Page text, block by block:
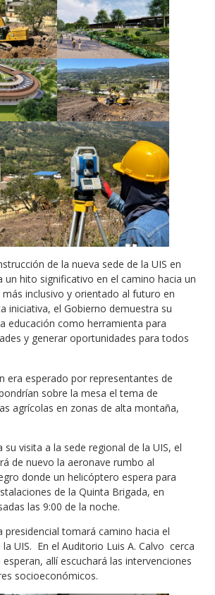
de la nueva sede de la UIS en
un hito significativo en el camino hacia un
inclusivo y orientado al futuro en
iniciativa, el Gobierno demuestra su
educación como herramienta para
y generar oportunidades para todos
era esperado por representantes de
sobre la mesa el tema de
agrícolas en zonas de alta montaña,
su visita a la sede regional de la UIS, el
de nuevo la aeronave rumbo al
donde un helicóptero espera para
de la Quinta Brigada, en
las 9:00 de la noche.
presidencial tomará camino hacia el
UIS. En el Auditorio Luis A. Calvo cerca
allí escuchará las intervenciones
socioeconómicos.